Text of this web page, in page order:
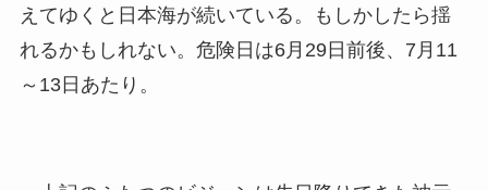
えてゆくと日本海が続いている。もしかしたら揺
れるかもしれない。危険日は6月29日前後、7月11
～13日あたり。